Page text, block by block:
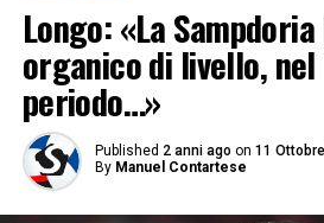
Longo: «La
organico di livello,
periodo…»
Published 2 anni ago on 11
By Manuel Contartese